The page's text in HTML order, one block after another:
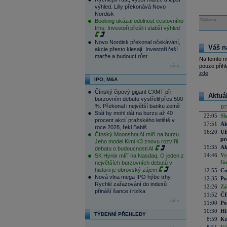
výhled. Lilly překonává Novo
Nordisk
Booking ukázal odolnost cestovního
trhu. Investoři přešli i slabší výhled
Novo Nordisk překonal očekávání,
akcie přesto klesají. Investoři řeší
marže a budoucí růst
více...
IPO, M&A
Čínský čipový gigant CXMT při
burzovním debutu vystřelil přes 500
%. Překonal i největší banku země
Stát by mohl dát na burzu až 40
procent akcií pražského letiště v
roce 2028, řekl Babiš
Čínský Moonshot AI míří na burzu.
Jeho model Kimi K3 znovu rozvířil
debatu o budoucnosti AI
SK Hynix míří na Nasdaq. O jeden z
největších burzovních debutů v
historii je obrovský zájem
Nová vlna mega IPO hýbe trhy.
Rychlé zařazování do indexů
přináší šance i rizika
více...
TÝDENNÍ PŘEHLEDY
Reklama
Váš
Na tomto
pouze
zde.
22:05
17:51
16:20
15:35
14:46
12:55
12:35
12:26
11:52
11:00
10:30
8:59